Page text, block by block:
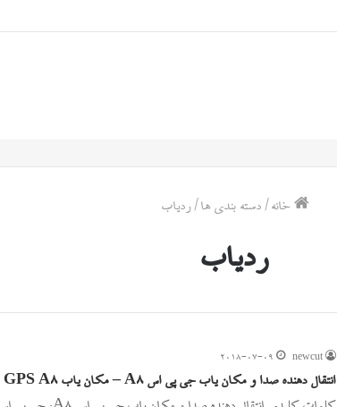
خانه / دسته بندی ها /ردیاب
ردیاب
newcut
2018-07-09
انتقال دهنده صدا و مکان یاب جی پی اس A8 – مکان یاب GPS A8